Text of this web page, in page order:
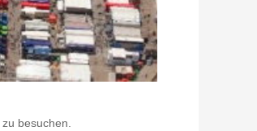
zu besuchen.